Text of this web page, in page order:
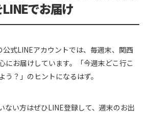
でお届け
公式LINEアカウントでは、毎週末、関西
にお届けしています。「今週末どこ行こ
う？」のヒントになるはず。
ない方はぜひLINE登録して、週末のお出